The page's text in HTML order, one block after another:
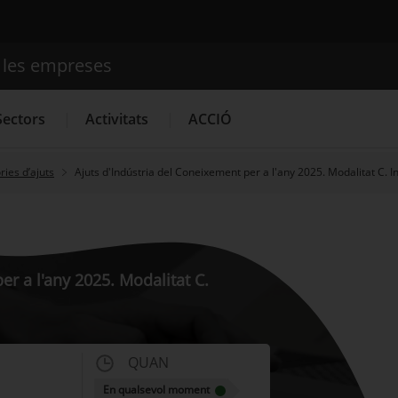
Cercador
empreses
Activitats ACCIÓ
d’ajuts Ajuts d'Indústria del Coneixement per a l'any 2025. Modalitat C.
a l'any 2025. Modalitat C.
QUAN
En qualsevol moment